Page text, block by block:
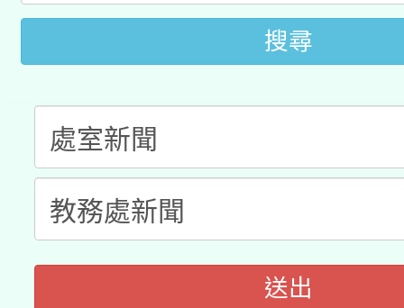
接種對象擴大為「滿6
月28日止
搜尋
送出